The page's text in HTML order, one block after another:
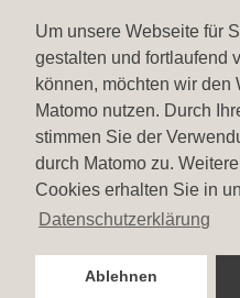
Um unsere Webseite für
gestalten und fortlaufend
können, möchten wir den
Matomo nutzen. Durch
stimmen Sie der
durch Matomo zu.
Cookies erhalten Sie in
Datenschutzerklärung
Ablehnen
Social Media
2323Bewertungen